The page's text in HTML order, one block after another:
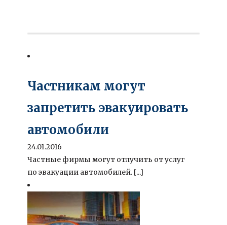
Частникам могут
запретить эвакуировать
автомобили
24.01.2016
Частные фирмы могут отлучить от услуг
по эвакуации автомобилей. [...]